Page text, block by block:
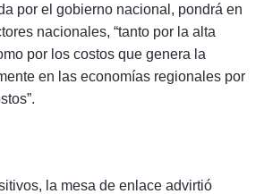
por el gobierno nacional, pondrá en
nacionales, “tanto por la alta
por los costos que genera la
en las economías regionales por
la mesa de enlace advirtió